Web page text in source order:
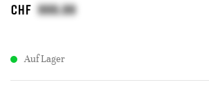
CHF
Auf Lager